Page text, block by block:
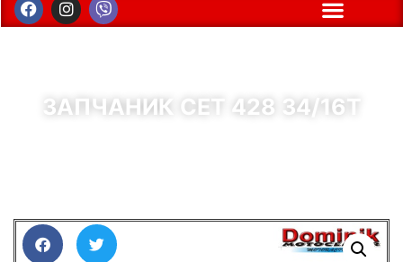
ЗАПЧАНИК СЕТ 428 34/16Т